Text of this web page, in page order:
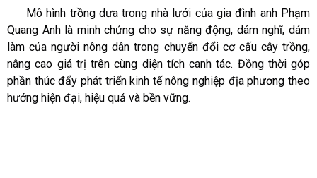
Mô hình trồng dưa trong nhà lưới của gia đình anh Phạm
Quang Anh là minh chứng cho sự năng động, dám nghĩ, dám
làm của người nông dân trong chuyển đổi cơ cấu cây trồng,
nâng cao giá trị trên cùng diện tích canh tác. Đồng thời góp
phần thúc đẩy phát triển kinh tế nông nghiệp địa phương theo
hướng hiện đại, hiệu quả và bền vững.